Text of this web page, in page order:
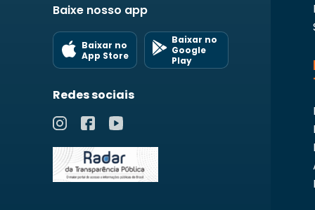
Baixe nosso app
Baixar no
App Store
Baixar no
Google
Play
Redes sociais